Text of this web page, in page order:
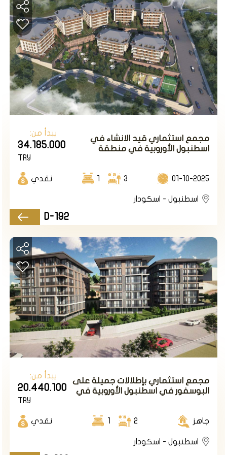
مشروع سكني عائلي ضمن أرقى مناطق اسكودار في
إسطنبول الأسيوية.
حيث تم إنشائه على مساحة أرض 17.000م٢ ويتألف من 10
أبنية سكنية بعدد شقق إجمالي 273 شقة من نوع 2+1 /
3+1 / 3+2 /
تبدأ الأسعار في هذا المشروع من 366000 ألف دولار
طريقة الدفع 50% كاش والباقي تقسيط على 18 شهرا
المشروع damas192
مجمع استثماري قيد الانشاء في
اسطنبول الأوروبية في منطقة
يبدأ من:
34.185.000
TRY
01-10-2025
3
1 نقدي
اسطنبول - اسكودار
D-192
مجمع استثماري بإطلالات جميلة على
البوسفور في اسطنبول الأوروبية في
يبدأ من:
20.440.100
TRY
جاهز 2
1 نقدي
اسطنبول - اسكودار